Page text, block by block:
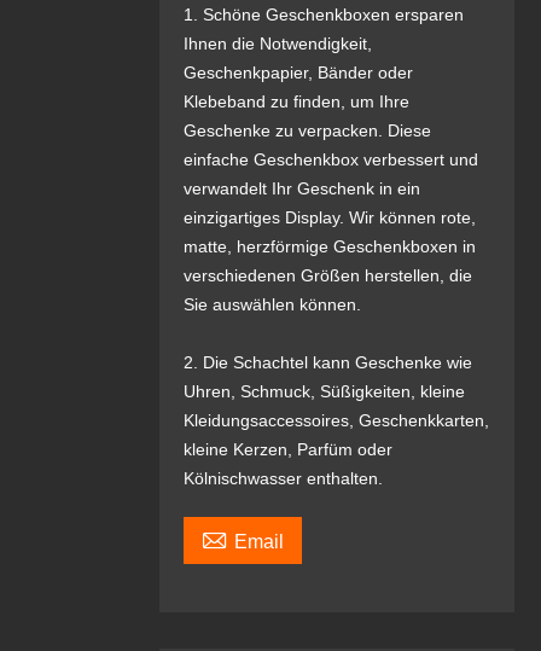
1. Schöne Geschenkboxen ersparen
Ihnen die Notwendigkeit,
Geschenkpapier, Bänder oder
Klebeband zu finden, um Ihre
Geschenke zu verpacken. Diese
einfache Geschenkbox verbessert und
verwandelt Ihr Geschenk in ein
einzigartiges Display. Wir können rote,
matte, herzförmige Geschenkboxen in
verschiedenen Größen herstellen, die
Sie auswählen können.
2. Die Schachtel kann Geschenke wie
Uhren, Schmuck, Süßigkeiten, kleine
Kleidungsaccessoires, Geschenkkarten,
kleine Kerzen, Parfüm oder
Kölnischwasser enthalten.
 Email